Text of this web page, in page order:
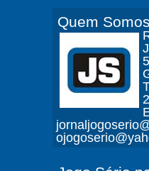
Quem Somos